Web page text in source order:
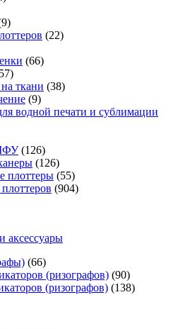
(22)
(66)
ткани (38)
(9)
водной печати и сублимации
(126)
(126)
плоттеры (55)
(904)
аксессуары
(66)
(ризографов) (90)
(ризографов) (138)